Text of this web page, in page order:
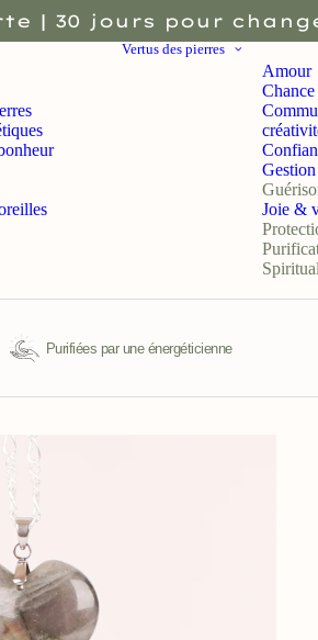
| 30 jours pour
Vertus des pierres
Amour
Chance
Gestion
Joie &
Purifiées par une énergéticienne